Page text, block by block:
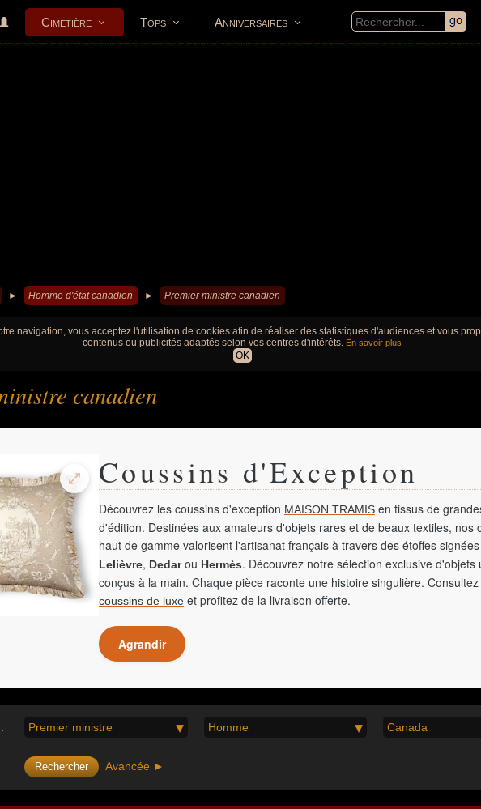
Cimetière Tops Anniversaires
► Homme d'état canadien ► Premier ministre canadien
navigation, vous acceptez l'utilisation de cookies afin de réaliser des statistiques d'audiences et vous
contenus ou publicités adaptés selon vos centres d'intérêts. En savoir plus
OK
canadien
Coussins d'Exception
Découvrez les coussins d'exception MAISON TRAMIS en tissus de
d'édition. Destinées aux amateurs d'objets rares et de beaux textiles, nos
haut de gamme valorisent l'artisanat français à travers des étoffes signées
Lelièvre, Dedarou Hermès. Découvrez notre sélection exclusive d'objets
conçus à la main. Chaque pièce raconte une histoire singulière.
coussins de luxe et profitez de la livraison offerte.
Agrandir
Premier ministre Homme Canada
Avancée ►